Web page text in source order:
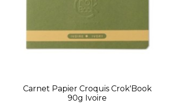
Carnet Papier Croquis Crok'Book
90g Ivoire